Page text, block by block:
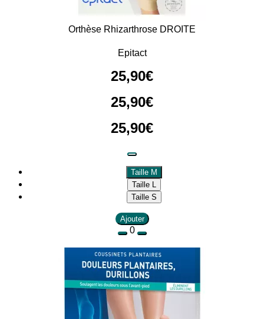
Orthèse Rhizarthrose DROITE
Epitact
25,90€
25,90€
25,90€
Taille M
Taille L
Taille S
Ajouter
0